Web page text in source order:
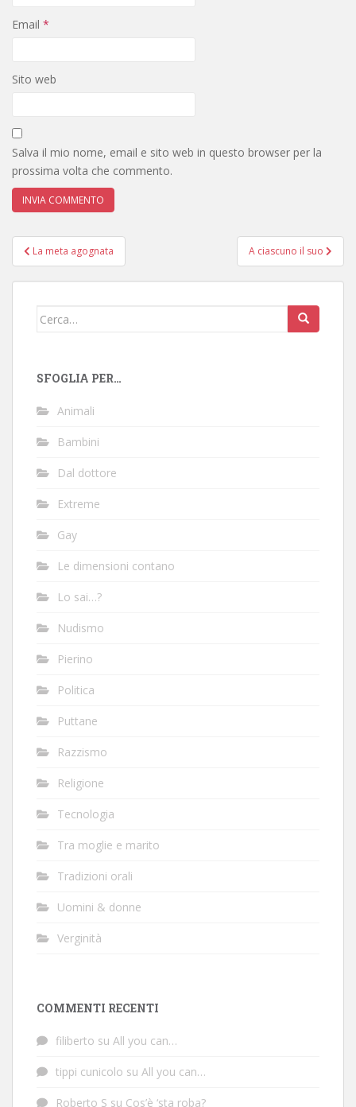
Email *
Sito web
Salva il mio nome, email e sito web in questo browser per la
prossima volta che commento.
Navigazione
articoli
La meta agognata A ciascuno il suo
Cerca:
SFOGLIA PER…
Animali
Bambini
Dal dottore
Extreme
Gay
Le dimensioni contano
Lo sai…?
Nudismo
Pierino
Politica
Puttane
Razzismo
Religione
Tecnologia
Tra moglie e marito
Tradizioni orali
Uomini & donne
Verginità
COMMENTI RECENTI
filiberto su All you can…
tippi cunicolo su All you can…
Roberto S su Cos’è ‘sta roba?